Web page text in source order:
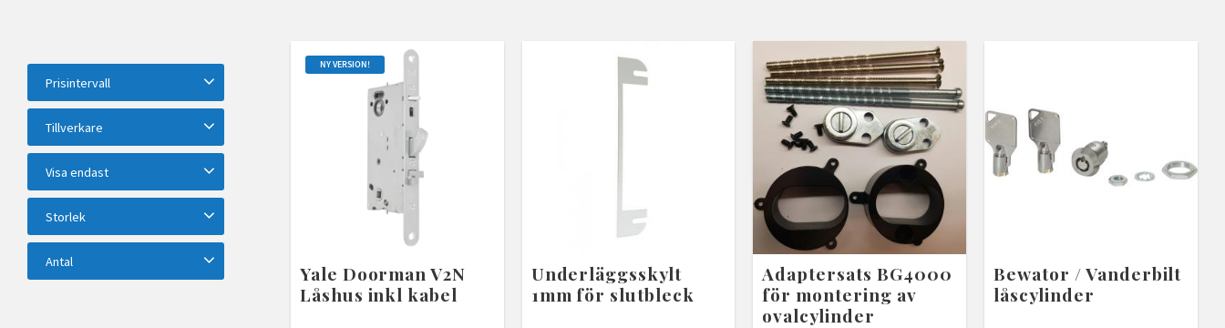
Prisintervall
20 1 998
Tillverkare
ASSA ABLOY
3
Alarmtech
2
Visa fler
Visa endast
Finns i lager 22
Storlek
60 mm 2 70 mm
2
48x290 mm
Antal
Yale Doorman V2N
Låshus inkl kabel
NY VERSION!
Underläggsskylt
1mm för slutbleck
Adaptersats BG4000
för montering av
ovalcylinder
Bewator / Vanderbilt
låscylinder